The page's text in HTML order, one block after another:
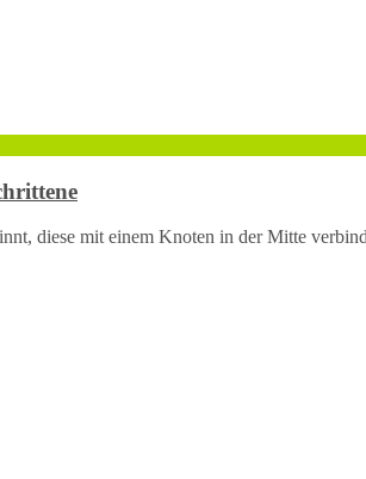
diese mit einem Knoten in der Mitte